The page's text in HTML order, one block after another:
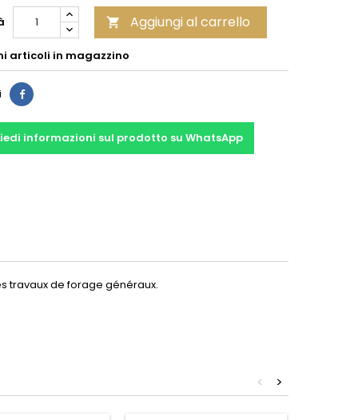
 Aggiungi al carrello
articoli in magazzino
Condividi
informazioni sul prodotto su WhatsApp
travaux de forage généraux.
>
<